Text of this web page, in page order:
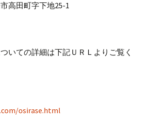
高田町字下地25-1
いての詳細は下記ＵＲＬよりご覧く
osirase.html